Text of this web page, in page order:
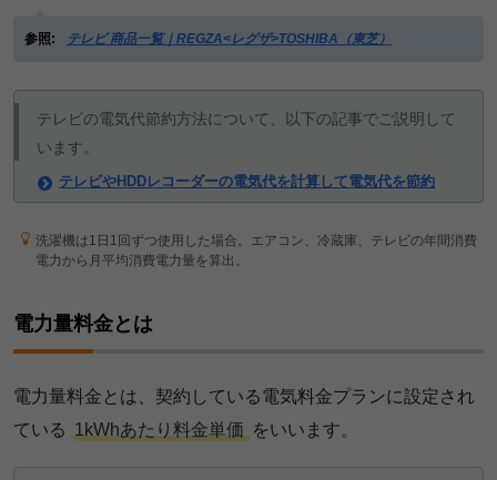
参照: テレビ 商品一覧｜REGZA<レグザ>TOSHIBA（東芝）
テレビの電気代節約方法について、以下の記事でご説明して
います。
テレビやHDDレコーダーの電気代を計算して電気代を節約
洗濯機は1日1回ずつ使用した場合。エアコン、冷蔵庫、テレビの年間消費
電力から月平均消費電力量を算出。
電力量料金とは
電力量料金とは、契約している電気料金プランに設定され
ている 1kWhあたり料金単価 をいいます。